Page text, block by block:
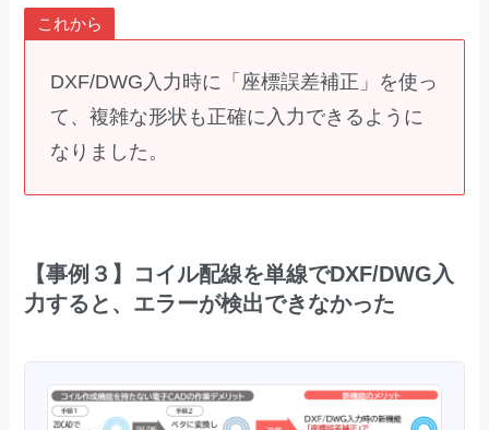
これから
DXF/DWG入力時に「座標誤差補正」を使っ
て、複雑な形状も正確に入力できるように
なりました。
【事例３】
コイル配線を単線でDXF/DWG入
力すると、エラーが検出できなかった